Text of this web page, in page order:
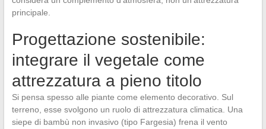
principale.
Progettazione sostenibile:
integrare il vegetale come
attrezzatura a pieno titolo
Si pensa spesso alle piante come elemento decorativo. Sul
terreno, esse svolgono un ruolo di attrezzatura climatica. Una
siepe di bambù non invasivo (tipo Fargesia) frena il vento